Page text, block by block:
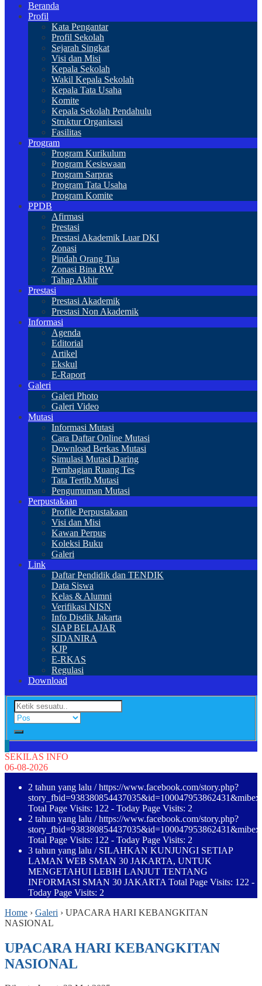
Beranda
Profil
Kata Pengantar
Profil Sekolah
Sejarah Singkat
Visi dan Misi
Kepala Sekolah
Wakil Kepala Sekolah
Kepala Tata Usaha
Komite
Kepala Sekolah Pendahulu
Struktur Organisasi
Fasilitas
Program
Program Kurikulum
Program Kesiswaan
Program Sarpras
Program Tata Usaha
Program Komite
PPDB
Afirmasi
Prestasi
Prestasi Akademik Luar DKI
Zonasi
Pindah Orang Tua
Zonasi Bina RW
Tahap Akhir
Prestasi
Prestasi Akademik
Prestasi Non Akademik
Informasi
Agenda
Editorial
Artikel
Ekskul
E-Raport
Galeri
Galeri Photo
Galeri Video
Mutasi
Informasi Mutasi
Cara Daftar Online Mutasi
Download Berkas Mutasi
Simulasi Mutasi Daring
Pembagian Ruang Tes
Tata Tertib Mutasi
Pengumuman Mutasi
Perpustakaan
Profile Perpustakaan
Visi dan Misi
Kawan Perpus
Koleksi Buku
Galeri
Link
Daftar Pendidik dan TENDIK
Data Siswa
Kelas & Alumni
Verifikasi NISN
Info Disdik Jakarta
SIAP BELAJAR
SIDANIRA
KJP
E-RKAS
Regulasi
Download
SEKILAS INFO
06-08-2026
2 tahun yang lalu / https://www.facebook.com/story.php?
Total Page Visits: 122 - Today Page Visits: 2
2 tahun yang lalu / https://www.facebook.com/story.php?
Total Page Visits: 122 - Today Page Visits: 2
3 tahun yang lalu / SILAHKAN KUNJUNGI SETIAP
LAMAN WEB SMAN 30 JAKARTA, UNTUK
MENGETAHUI LEBIH LANJUT TENTANG
INFORMASI SMAN 30 JAKARTA Total Page Visits: 122 -
Today Page Visits: 2
Home › Galeri › UPACARA HARI KEBANGKITAN
NASIONAL
UPACARA HARI KEBANGKITAN
NASIONAL